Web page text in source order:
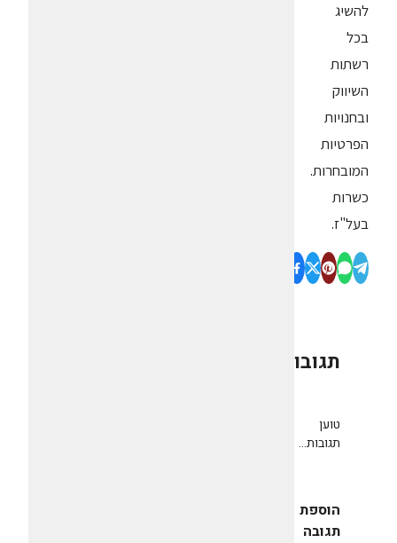
להשיג
בכל
רשתות
השיווק
ובחנויות
הפרטיות
המובחרות.
כשרות
בעל"ז.
תגובות
טוען
תגובות...
הוספת
תגובה